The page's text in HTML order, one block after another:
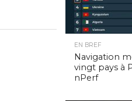
EN BREF
Navigation
vingt pays à
nPerf